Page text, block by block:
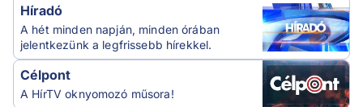
Híradó
A hét minden napján, minden órában
jelentkezünk a legfrissebb hírekkel.
Célpont
A HírTV oknyomozó műsora!